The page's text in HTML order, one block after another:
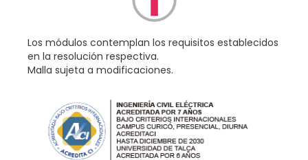
Los módulos contemplan los requisitos establecidos
en la resolución respectiva.
Malla sujeta a modificaciones.